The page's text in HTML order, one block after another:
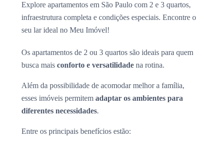
Explore apartamentos em São Paulo com 2 e 3 quartos,
infraestrutura completa e condições especiais. Encontre o
seu lar ideal no Meu Imóvel!
Os apartamentos de 2 ou 3 quartos são ideais para quem
busca mais conforto e versatilidade na rotina.
Além da possibilidade de acomodar melhor a família,
esses imóveis permitem adaptar os ambientes para
diferentes necessidades.
Entre os principais benefícios estão: